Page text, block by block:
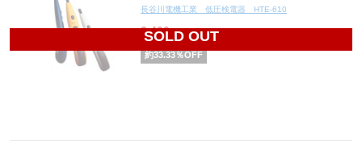
SOLD OUT
長谷川電機工業 低圧検電器 HTE-610
2,400 円(税込2,640円)
約33.33％OFF